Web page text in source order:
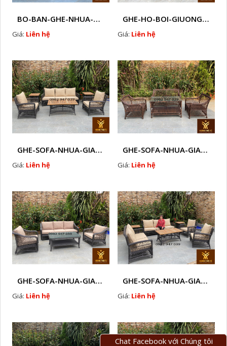
BO-BAN-GHE-NHUA-GIA-MAY-H1
Giá: Liên hệ
GHE-HO-BOI-GIUONG-TAM-NANG-MAY-NHUA-J1
Giá: Liên hệ
GHE-SOFA-NHUA-GIA-MAY-NGOAI-TROI -LK
Giá: Liên hệ
GHE-SOFA-NHUA-GIA-MAY-NGOAI-TROI LK81
Giá: Liên hệ
GHE-SOFA-NHUA-GIA-MAY-NGOAI-TROI LK61
Giá: Liên hệ
GHE-SOFA-NHUA-GIA-MAY-NGOAI-TROI LK12
Giá: Liên hệ
Chat Facebook với Chúng tôi